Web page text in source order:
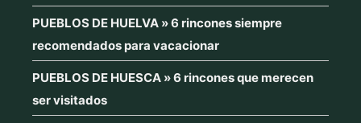
PUEBLOS DE HUELVA » 6 rincones siempre
recomendados para vacacionar
PUEBLOS DE HUESCA » 6 rincones que merecen
ser visitados